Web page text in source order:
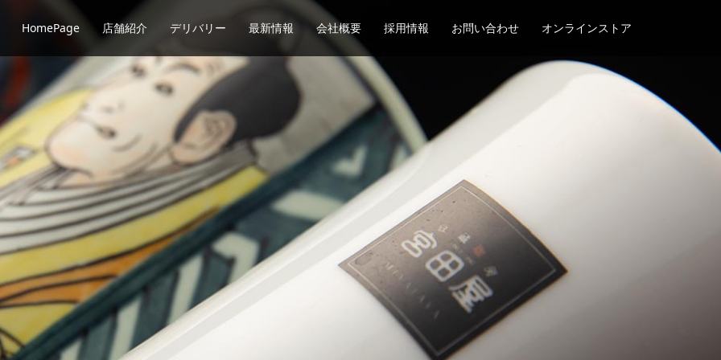
HomePage 店舗紹介 デリバリー 最新情報 会社概要 採用情報 お問い合わせ オンラインストア